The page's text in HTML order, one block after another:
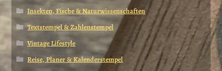
Insekten, Fische & Naturwissenschaften
Textstempel & Zahlenstempel
Vintage Lifestyle
Reise, Planer & Kalenderstempel